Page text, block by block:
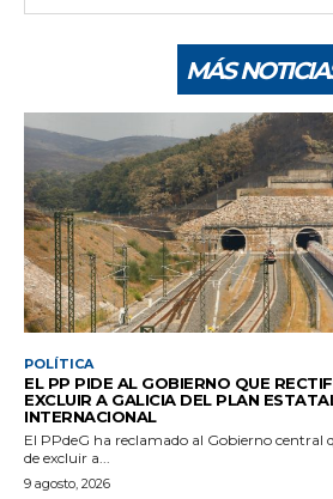
MÁS
POLÍTICA
EL PP PIDE AL GOBIERNO QUE
EXCLUIR A GALICIA DEL PLAN
INTERNACIONAL
El PPdeG ha reclamado al Gobierno central
de excluir a...
9 agosto, 2026